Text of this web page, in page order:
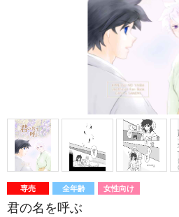
専売 全年齢 女性向け
君の名を呼ぶ